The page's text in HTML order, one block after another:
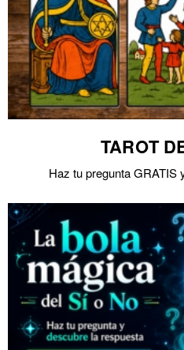
TAROT
Haz tu pregunta GRATIS